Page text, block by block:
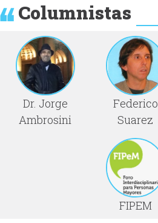
Columnistas
Dr. Jorge
Ambrosini
Federico
Suarez
FIPEM